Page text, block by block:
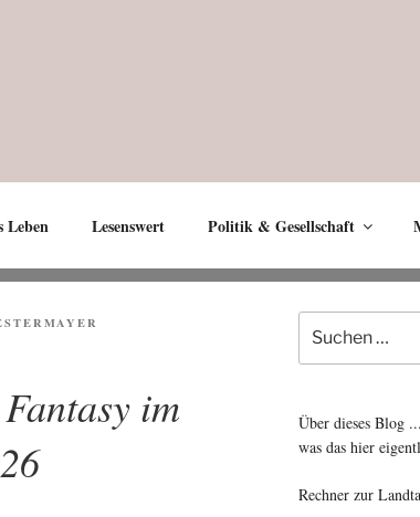
Leben Lesenswert Politik & Gesellschaft
im
nach:
Über dieses Blog
was das hier
Rechner zur